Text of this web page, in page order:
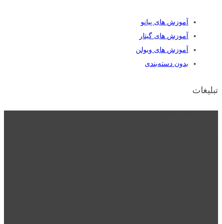
آموزش های پیانو
آموزش های گیتار
آموزش های ویولن
بدون دسته‌بندی
تبلیغات